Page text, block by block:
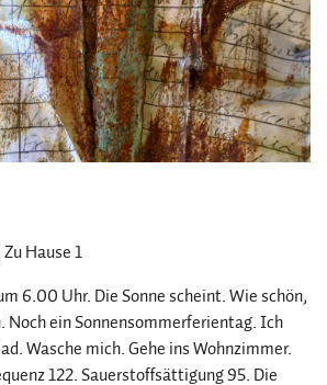
Zu Hause 1
6.00 Uhr. Die Sonne scheint. Wie schön,
Noch ein Sonnensommerferientag. Ich
Wasche mich. Gehe ins Wohnzimmer.
122. Sauerstoffsättigung 95. Die